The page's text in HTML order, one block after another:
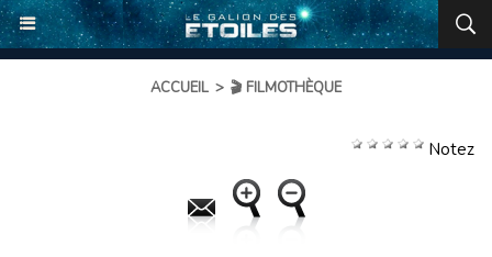
ACCUEIL > 🎬 FILMOTHÈQUE
Notez